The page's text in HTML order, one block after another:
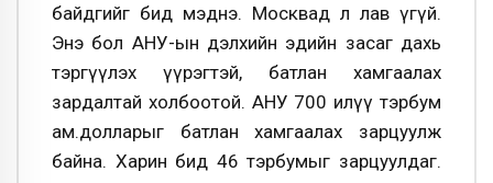
байдгийг бид мэднэ. Москвад л лав үгүй.
Энэ бол АНУ-ын дэлхийн эдийн засаг дахь
тэргүүлэх үүрэгтэй, батлан хамгаалах
зардалтай холбоотой. АНУ 700 илүү тэрбум
ам.долларыг батлан хамгаалах зарцуулж
байна. Харин бид 46 тэрбумыг зарцуулдаг.